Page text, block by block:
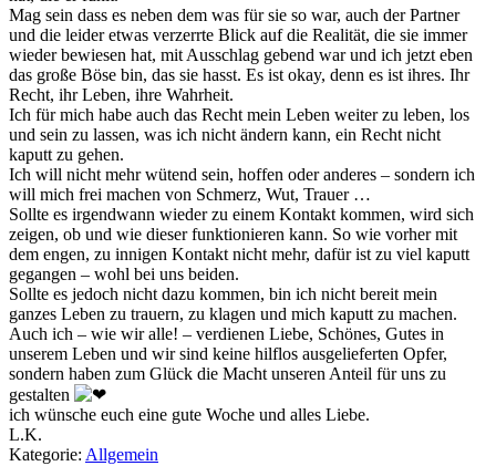
Mag sein dass es neben dem was für sie so war, auch der Partner
und die leider etwas verzerrte Blick auf die Realität, die sie immer
wieder bewiesen hat, mit Ausschlag gebend war und ich jetzt eben
das große Böse bin, das sie hasst. Es ist okay, denn es ist ihres. Ihr
Recht, ihr Leben, ihre Wahrheit.
Ich für mich habe auch das Recht mein Leben weiter zu leben, los
und sein zu lassen, was ich nicht ändern kann, ein Recht nicht
kaputt zu gehen.
Ich will nicht mehr wütend sein, hoffen oder anderes – sondern ich
will mich frei machen von Schmerz, Wut, Trauer …
Sollte es irgendwann wieder zu einem Kontakt kommen, wird sich
zeigen, ob und wie dieser funktionieren kann. So wie vorher mit
dem engen, zu innigen Kontakt nicht mehr, dafür ist zu viel kaputt
gegangen – wohl bei uns beiden.
Sollte es jedoch nicht dazu kommen, bin ich nicht bereit mein
ganzes Leben zu trauern, zu klagen und mich kaputt zu machen.
Auch ich – wie wir alle! – verdienen Liebe, Schönes, Gutes in
unserem Leben und wir sind keine hilflos ausgelieferten Opfer,
sondern haben zum Glück die Macht unseren Anteil für uns zu
gestalten
ich wünsche euch eine gute Woche und alles Liebe.
L.K.
Kategorie: Allgemein